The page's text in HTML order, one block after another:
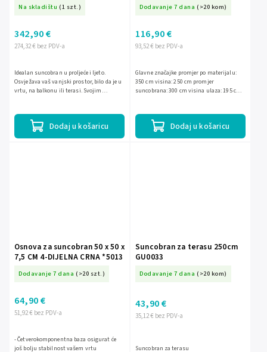
Na skladištu (1 szt.)
274,32 € bez PDV-a
342,90 €
Dodaj u košaricu
Idealan suncobran u proljeće i ljeto.
Osvježava vaš vanjski prostor, bilo da je u
vrtu, na balkonu ili terasi. Svojim
Dodavanje 7 dana (>20 kom)
93,52 € bez PDV-a
116,90 €
Dodaj u košaricu
Glavne značajke promjer po materijalu:
350 cm visina: 250 cm promjer
suncobrana: 300 cm visina ulaza: 195 cm
Osnova za suncobran 50 x 50 x
7,5 CM 4-DIJELNA CRNA *5013
Dodavanje 7 dana (>20 szt.)
51,92 € bez PDV-a
64,90 €
- Četverokomponentna baza osigurat će
još bolju stabilnost vašem vrtu
Suncobran za terasu 250cm
GU0033
Dodavanje 7 dana (>20 kom)
35,12 € bez PDV-a
43,90 €
Suncobran za terasu